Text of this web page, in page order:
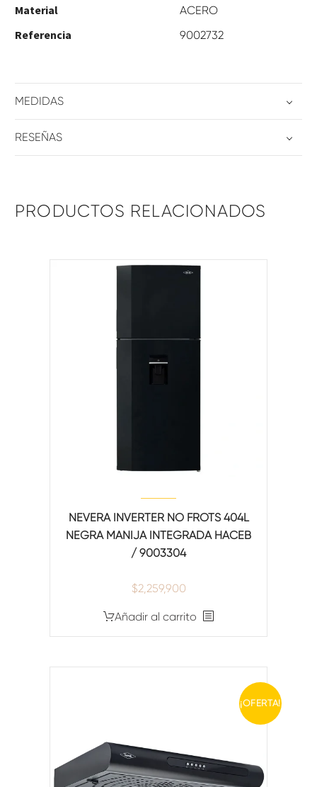
Material ACERO
Referencia 9002732
MEDIDAS
RESEÑAS
PRODUCTOS RELACIONADOS
NEVERA INVERTER NO FROTS 404L
NEGRA MANIJA INTEGRADA HACEB
/ 9003304
$2,259,900
Añadir al carrito
¡OFERTA!